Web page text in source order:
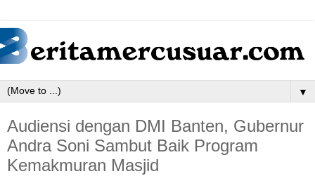
▼
Audiensi dengan DMI Banten, Gubernur
Andra Soni Sambut Baik Program
Kemakmuran Masjid